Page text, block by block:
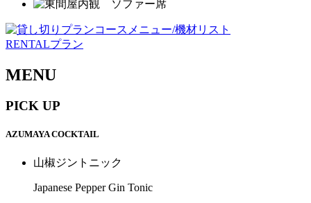
RENTALプラン
MENU
PICK UP
AZUMAYA COCKTAIL
山椒ジントニック
Japanese Pepper Gin Tonic